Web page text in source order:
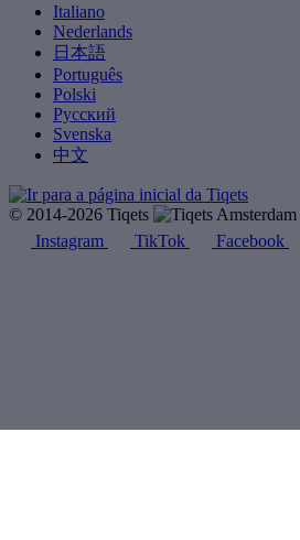
Italiano
Nederlands
日本語
Português
Polski
Русский
Svenska
中文
© 2014-2026 Tiqets
Instagram
TikTok Facebook